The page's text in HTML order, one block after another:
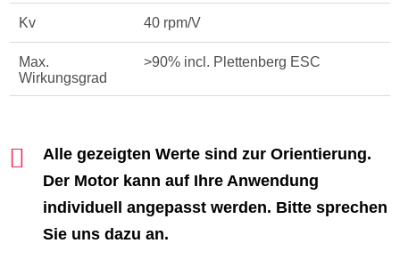
Kv 40 rpm/V
Max.
Wirkungsgrad
>90% incl. Plettenberg ESC
Alle gezeigten Werte sind zur Orientierung.
Der Motor kann auf Ihre Anwendung
individuell angepasst werden. Bitte sprechen
Sie uns dazu an.